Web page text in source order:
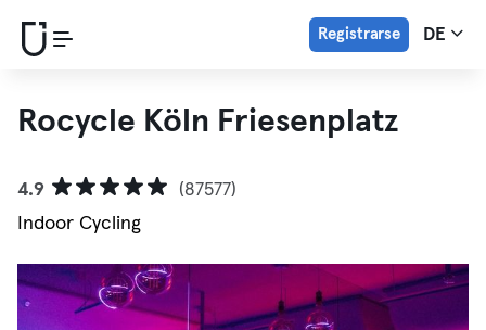
Registrarse DE
Rocycle Köln Friesenplatz
4.9
(87577)
Indoor Cycling